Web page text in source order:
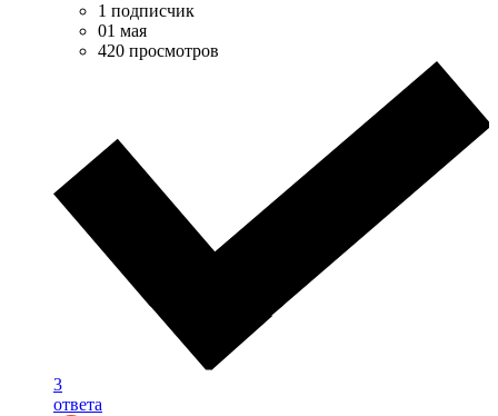
1 подписчик
01 мая
420 просмотров
3
ответа